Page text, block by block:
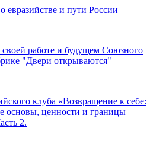
евразийстве и пути России
работе и будущем Союзного
"Двери открываются"
клуба «Возвращение к себе:
основы, ценности и границы
2.